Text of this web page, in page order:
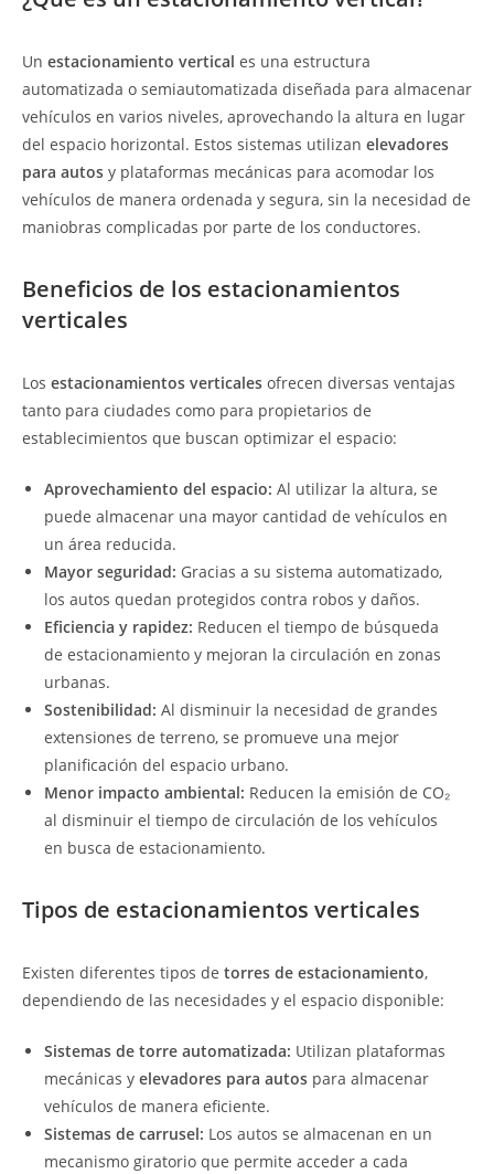
Un estacionamiento vertical es una estructura
automatizada o semiautomatizada diseñada para almacenar
vehículos en varios niveles, aprovechando la altura en lugar
del espacio horizontal. Estos sistemas utilizan elevadores
para autos y plataformas mecánicas para acomodar los
vehículos de manera ordenada y segura, sin la necesidad de
maniobras complicadas por parte de los conductores.
Beneficios de los estacionamientos
verticales
Los estacionamientos verticales ofrecen diversas ventajas
tanto para ciudades como para propietarios de
establecimientos que buscan optimizar el espacio:
Aprovechamiento del espacio: Al utilizar la altura, se
puede almacenar una mayor cantidad de vehículos en
un área reducida.
Mayor seguridad: Gracias a su sistema automatizado,
los autos quedan protegidos contra robos y daños.
Eficiencia y rapidez: Reducen el tiempo de búsqueda
de estacionamiento y mejoran la circulación en zonas
urbanas.
Sostenibilidad: Al disminuir la necesidad de grandes
extensiones de terreno, se promueve una mejor
planificación del espacio urbano.
Menor impacto ambiental: Reducen la emisión de CO₂
al disminuir el tiempo de circulación de los vehículos
en busca de estacionamiento.
Tipos de estacionamientos verticales
Existen diferentes tipos de torres de estacionamiento,
dependiendo de las necesidades y el espacio disponible:
Sistemas de torre automatizada: Utilizan plataformas
mecánicas y elevadores para autos para almacenar
vehículos de manera eficiente.
Sistemas de carrusel: Los autos se almacenan en un
mecanismo giratorio que permite acceder a cada